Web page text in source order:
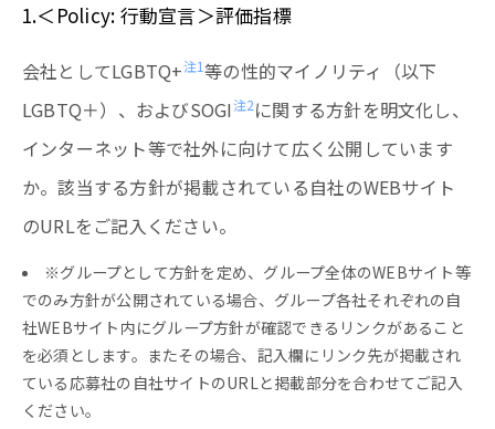
1.＜Policy: 行動宣言＞評価指標
会社としてLGBTQ+注1等の性的マイノリティ（以下
LGBTQ＋）、およびSOGI注2に関する方針を明文化し、
インターネット等で社外に向けて広く公開しています
か。該当する方針が掲載されている自社のWEBサイト
のURLをご記入ください。
※グループとして方針を定め、グループ全体のWEBサイト等
でのみ方針が公開されている場合、グループ各社それぞれの自
社WEBサイト内にグループ方針が確認できるリンクがあること
を必須とします。またその場合、記入欄にリンク先が掲載され
ている応募社の自社サイトのURLと掲載部分を合わせてご記入
ください。